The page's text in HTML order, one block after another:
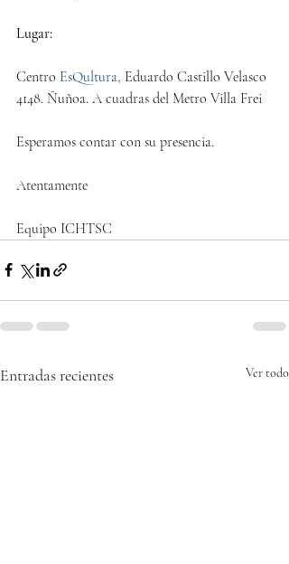
Lugar:
Centro EsQultura, Eduardo Castillo Velasco
4148. Ñuñoa. A cuadras del Metro Villa Frei
Esperamos contar con su presencia.
Atentamente
Equipo ICHTSC
Entradas recientes Ver todo